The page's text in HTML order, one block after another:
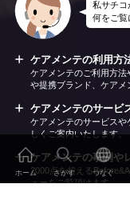
私サチコ
何をご覧
ケアメンテの利用方
ケアメンテのご利用方
や提携ブランド、ケアメ
ケアメンテのサービ
ケアメンテのサービス
しくご案内いたします。
ケアメンテの事例や
2000点を超える
ューをご覧頂けます。
ホーム さがす つなぐ